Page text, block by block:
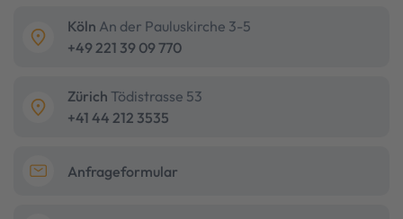
Köln An der Pauluskirche 3-5
+49 221 39 09 770
Zürich Tödistrasse 53
+41 44 212 3535
Anfrageformular